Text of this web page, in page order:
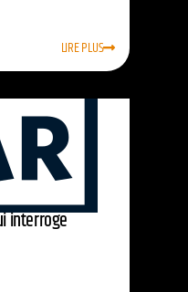
LIRE PLUS
interroge